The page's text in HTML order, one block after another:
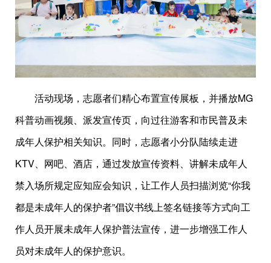
活动现场，志愿者们精心布置宣传展板，并播放MG
科普动画视频、派发宣传页，向过往游客和市民普及未
成年人保护相关知识。同时，志愿者小分队陆续走进
KTV、网吧、酒店，通过发放宣传资料、讲解未成年人
禁入场所规定应知应会知识，让工作人员扫描浏览“你我
都是未成年人的保护者”倡议书线上签名链接等方式向工
作人员开展未成年人保护普法宣传，进一步增强工作人
员对未成年人的保护意识。